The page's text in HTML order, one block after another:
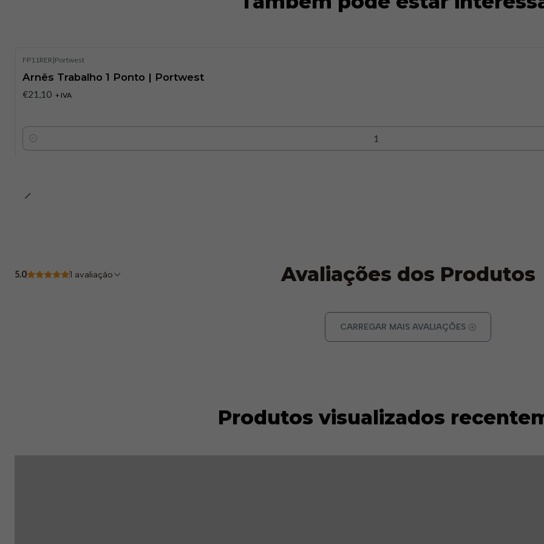
FP11RER |Portwest
Arnês Trabalho 1 Ponto | Portwest
€21,10 + IVA
Quantidade
Avaliações dos Produtos
5.0 1 avaliação
CARREGAR MAIS AVALIAÇÕES
Produtos visualizados